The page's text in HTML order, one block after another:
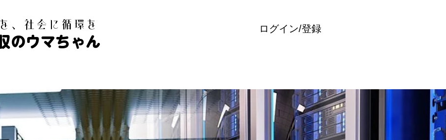
、社会に循環を
のウマちゃん
ログイン/登録